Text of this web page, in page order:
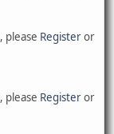
please Registeror
please Registeror